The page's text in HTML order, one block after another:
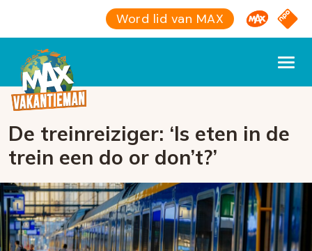
Word lid van MAX Omroep
NPO
De treinreiziger: ‘Is eten in de
trein een do or don’t?’